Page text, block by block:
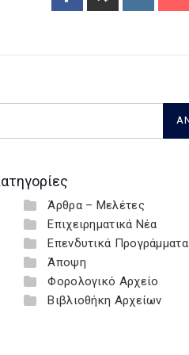
Άρθρα – Μελέτες
Επιχειρηματικά Νέα
Επενδυτικά Προγράμματα
Άποψη
Φορολογικό Αρχείο
Βιβλιοθήκη Αρχείων